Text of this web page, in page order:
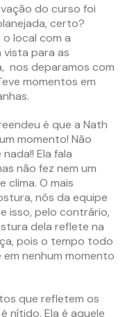
do curso foi
certo?
local com a
para as
nos deparamos com
momentos em
é que a Nath
momento! Não
Ela fala
não fez nem um
clima. O mais
nós da equipe
isso, pelo contrário,
dela reflete na
pois o tempo todo
nenhum momento
que refletem os
nítido. Ela é aquele